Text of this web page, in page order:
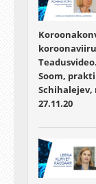
Soom,
27.11.20